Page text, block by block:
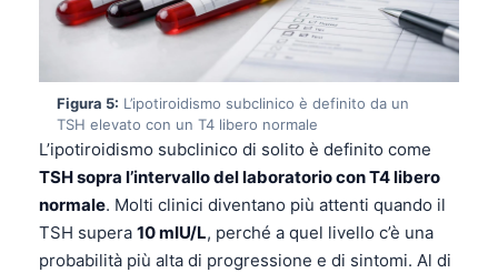
Figura 5: L’ipotiroidismo subclinico è definito da un
TSH elevato con un T4 libero normale
L’ipotiroidismo subclinico di solito è definito come
TSH sopra l’intervallo del laboratorio con T4 libero
normale. Molti clinici diventano più attenti quando il
TSH supera 10 mIU/L, perché a quel livello c’è una
probabilità più alta di progressione e di sintomi. Al di
Esperanto
Frysk
Ślōnskŏ gŏdka
Norsk bokmål